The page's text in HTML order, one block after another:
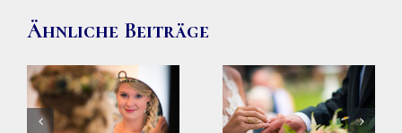
Ähnliche Beiträge